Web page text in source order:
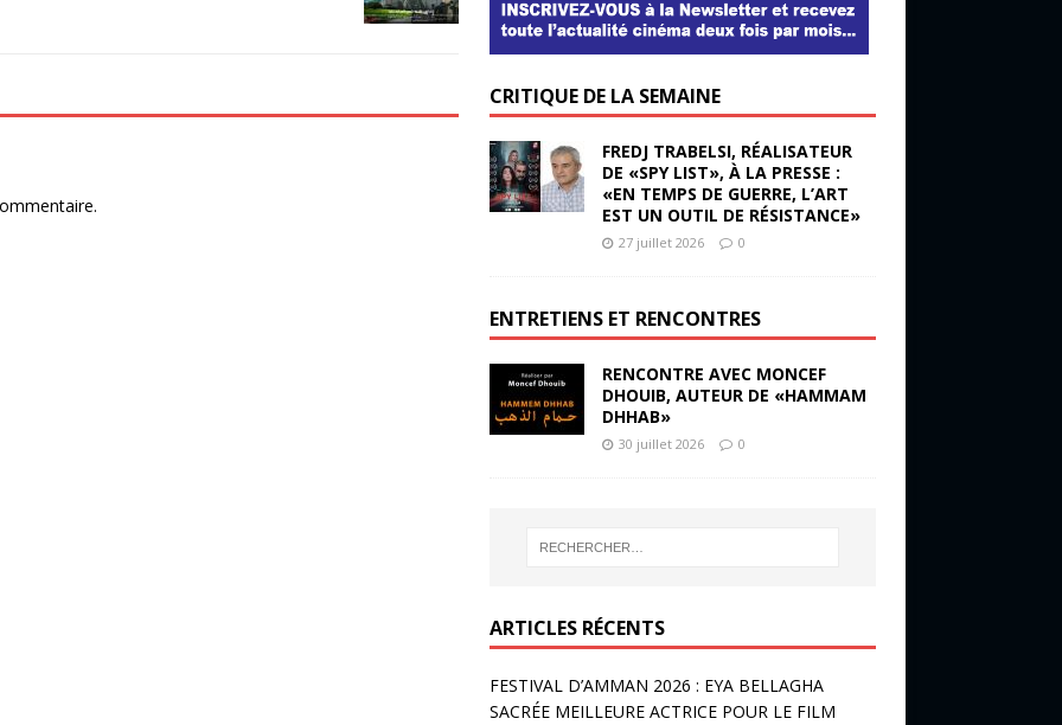
CRITIQUE DE LA SEMAINE
FREDJ TRABELSI, RÉALISATEUR
DE «SPY LIST», À LA PRESSE :
«EN TEMPS DE GUERRE, L’ART
EST UN OUTIL DE RÉSISTANCE»
27 juillet 2026 0
ENTRETIENS ET RENCONTRES
RENCONTRE AVEC MONCEF
DHOUIB, AUTEUR DE «HAMMAM
DHHAB»
30 juillet 2026 0
ARTICLES RÉCENTS
FESTIVAL D’AMMAN 2026 : EYA BELLAGHA
SACRÉE MEILLEURE ACTRICE POUR LE FILM